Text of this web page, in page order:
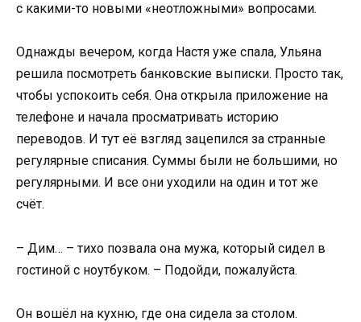
с какими-то новыми «неотложными» вопросами.
Однажды вечером, когда Настя уже спала, Ульяна
решила посмотреть банковские выписки. Просто так,
чтобы успокоить себя. Она открыла приложение на
телефоне и начала просматривать историю
переводов. И тут её взгляд зацепился за странные
регулярные списания. Суммы были не большими, но
регулярными. И все они уходили на один и тот же
счёт.
– Дим… – тихо позвала она мужа, который сидел в
гостиной с ноутбуком. – Подойди, пожалуйста.
Он вошёл на кухню, где она сидела за столом.